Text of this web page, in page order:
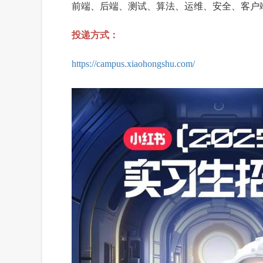
前端、后端、测试、算法、运维、安全、客户
投递方式：
https://campus.xiaohongshu.com/